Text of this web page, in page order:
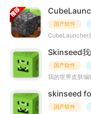
国产软件
国产软件
国产软件